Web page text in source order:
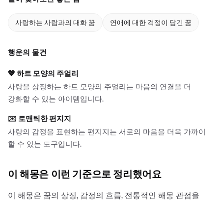
사랑하는 사람과의 대화 꿈 연애에 대한 걱정이 담긴 꿈
행운의 물건
💖 하트 모양의 주얼리
사랑을 상징하는 하트 모양의 주얼리는 마음의 연결을 더
강화할 수 있는 아이템입니다.
✉️ 로맨틱한 편지지
사랑의 감정을 표현하는 편지지는 서로의 마음을 더욱 가까이
할 수 있는 도구입니다.
이 해몽은 이런 기준으로 정리했어요
이 해몽은 꿈의 상징, 감정의 흐름, 전통적인 해몽 관점을